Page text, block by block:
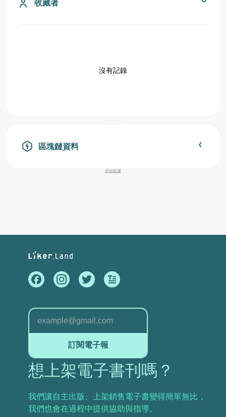
收藏者
沒有記錄
區塊鏈資料
原始數據
想上架電子書刊嗎？
我們讓自主出版、上架銷售電子書變得簡單無比，
我們也會在過程中提供協助與指導。
訂閱電子報